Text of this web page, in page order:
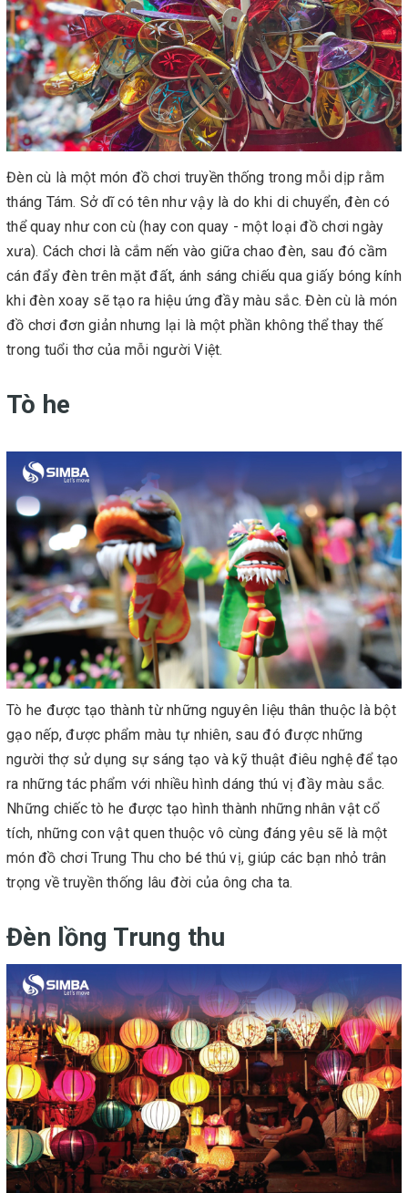
Đèn cù là một món đồ chơi truyền thống trong mỗi dịp rằm
tháng Tám. Sở dĩ có tên như vậy là do khi di chuyển, đèn có
thể quay như con cù (hay con quay - một loại đồ chơi ngày
xưa). Cách chơi là cắm nến vào giữa chao đèn, sau đó cầm
cán đẩy đèn trên mặt đất, ánh sáng chiếu qua giấy bóng kính
khi đèn xoay sẽ tạo ra hiệu ứng đầy màu sắc. Đèn cù là món
đồ chơi đơn giản nhưng lại là một phần không thể thay thế
trong tuổi thơ của mỗi người Việt.
Tò he
Tò he được tạo thành từ những nguyên liệu thân thuộc là bột
gạo nếp, được phẩm màu tự nhiên, sau đó được những
người thợ sử dụng sự sáng tạo và kỹ thuật điêu nghệ để tạo
ra những tác phẩm với nhiều hình dáng thú vị đầy màu sắc.
Những chiếc tò he được tạo hình thành những nhân vật cổ
tích, những con vật quen thuộc vô cùng đáng yêu sẽ là một
món đồ chơi Trung Thu cho bé thú vị, giúp các bạn nhỏ trân
trọng về truyền thống lâu đời của ông cha ta.
Đèn lồng Trung thu